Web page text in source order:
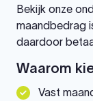
Bekijk onze
maandbedrag
daardoor
Waarom
Vast